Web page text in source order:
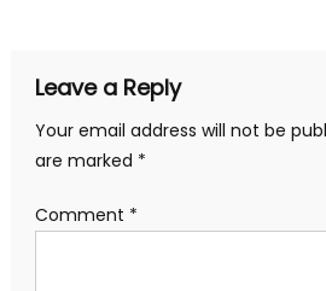
Leave a Reply
Your email address will not be
are marked *
Comment *